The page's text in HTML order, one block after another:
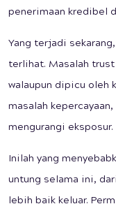
penerimaan kredibel
Yang terjadi
terlihat. Masalah
walaupun dipicu oleh
masalah
mengurangi eksposur.
Inilah yang
untung selama ini,
lebih baik keluar.